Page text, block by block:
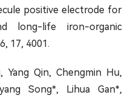
positive electrode for
long-life iron-organic
17, 4001.
Yang Qin, Chengmin Hu,
Song*, Lihua Gan*,